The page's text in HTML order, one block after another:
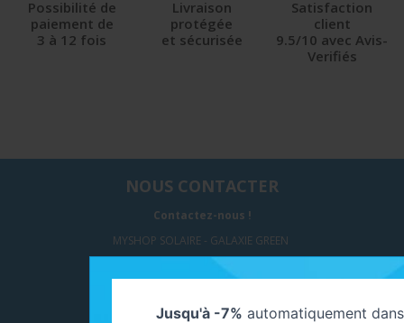
Possibilité de
paiement de
3 à 12 fois
Livraison
protégée
et sécurisée
Satisfaction
client
9.5/10 avec Avis-
Verifiés
NOUS CONTACTER
Contactez-nous !
MYSHOP SOLAIRE - GALAXIE GREEN
297, Avenue Paul LANGEVIN
Jusqu'à -7% automatiquement